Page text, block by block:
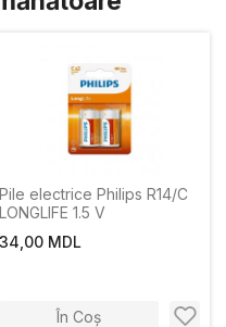
Pile electrice Philips R14/C
LONGLIFE 1.5 V
34,00 MDL
În Coș